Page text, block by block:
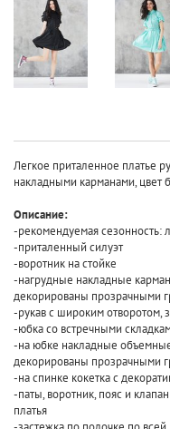
Легкое приталенное платье
накладными карманами, цвет
Описание:
-рекомендуемая сезонность:
-приталенный силуэт
-воротник на стойке
-нагрудные накладные
декорированы прозрачными
-рукав с широким отворотом,
-юбка со встречными
-на юбке накладные
декорированы прозрачными
-на спинке кокетка с
-паты, воротник, пояс и
платья